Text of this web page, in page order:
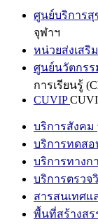
ศูนย์บริการ
จุฬาฯ
หน่วยส่งเสริ
ศูนย์นวัตกรร
การเรียนรู้
CUVIP
บริการสังคม
บริการทดสอ
บริการทางก
บริการตรวจ
สารสนเทศแ
พื้นที่สร้างสร